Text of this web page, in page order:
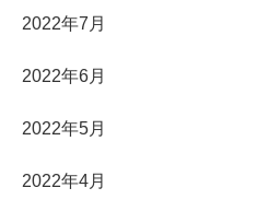
2022年7月
2022年6月
2022年5月
2022年4月